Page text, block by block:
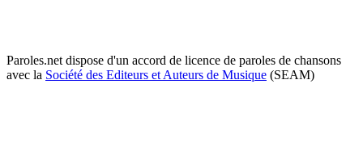
Paroles.net dispose d'un accord de licence de paroles de chansons
avec la Société des Editeurs et Auteurs de Musique (SEAM)